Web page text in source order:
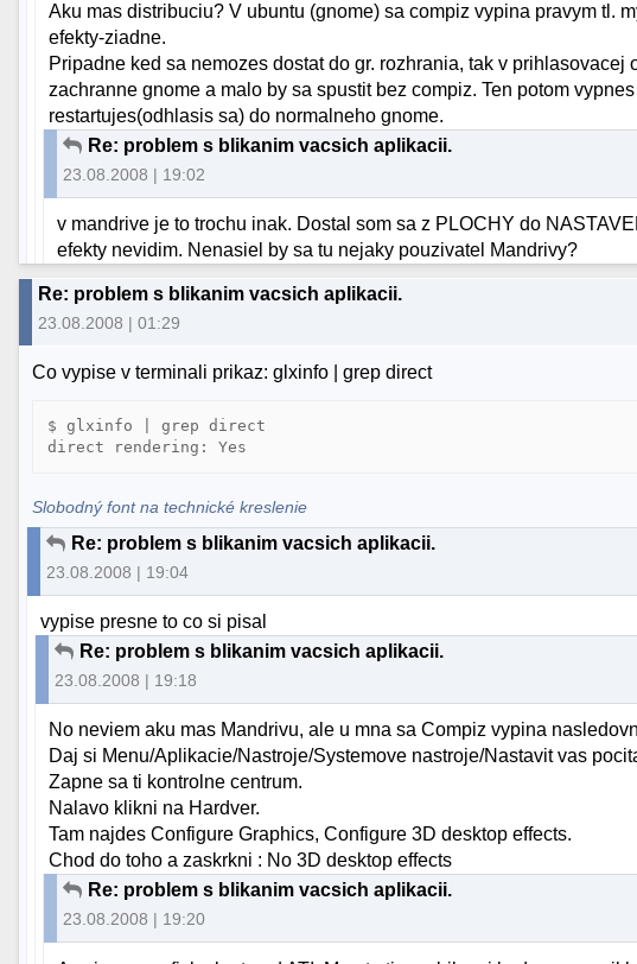
Aku mas distribuciu? V ubuntu (gnome) sa compiz vypina pravym tl.
efekty-ziadne.
Pripadne ked sa nemozes dostat do gr. rozhrania, tak v
zachranne gnome a malo by sa spustit bez compiz. Ten potom
restartujes(odhlasis sa) do normalneho gnome.
Re: problem s blikanim vacsich aplikacii.
23.08.2008 | 19:02
v mandrive je to trochu inak. Dostal som sa z PLOCHY do
efekty nevidim. Nenasiel by sa tu nejaky pouzivatel Mandrivy?
Re: problem s blikanim vacsich aplikacii.
23.08.2008 | 01:29
Co vypise v terminali prikaz: glxinfo | grep direct
$ glxinfo | grep direct
Slobodný font na technické kreslenie
Re: problem s blikanim vacsich aplikacii.
23.08.2008 | 19:04
vypise presne to co si pisal
Re: problem s blikanim vacsich aplikacii.
23.08.2008 | 19:18
No neviem aku mas Mandrivu, ale u mna sa Compiz vypina
Daj si Menu/Aplikacie/Nastroje/Systemove nastroje/Nastavit vas
Zapne sa ti kontrolne centrum.
Nalavo klikni na Hardver.
Tam najdes Configure Graphics, Configure 3D desktop effects.
Chod do toho a zaskrkni : No 3D desktop effects
Re: problem s blikanim vacsich aplikacii.
23.08.2008 | 19:20